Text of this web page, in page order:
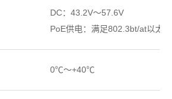
DC：43.2V～57.6V
PoE供电：满足802.3bt/at以太
0℃～+40℃